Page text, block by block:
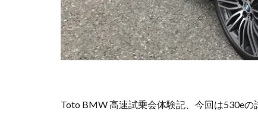
Toto BMW 高速試乗会体験記、今回は530eの